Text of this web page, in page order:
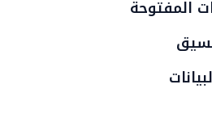
المفتوحة